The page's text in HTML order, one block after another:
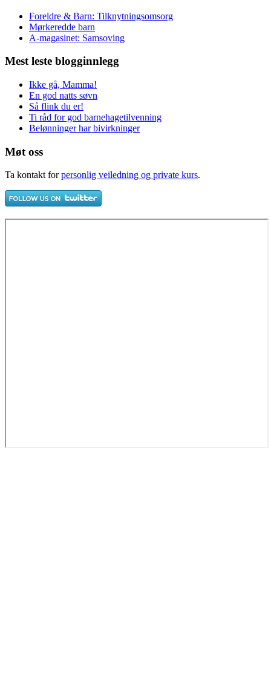
Foreldre & Barn: Tilknytningsomsorg
Mørkeredde barn
A-magasinet: Samsoving
Mest leste blogginnlegg
Ikke gå, Mamma!
En god natts søvn
Så flink du er!
Ti råd for god barnehagetilvenning
Belønninger har bivirkninger
Møt oss
Ta kontakt forpersonlig veiledning og private kurs.